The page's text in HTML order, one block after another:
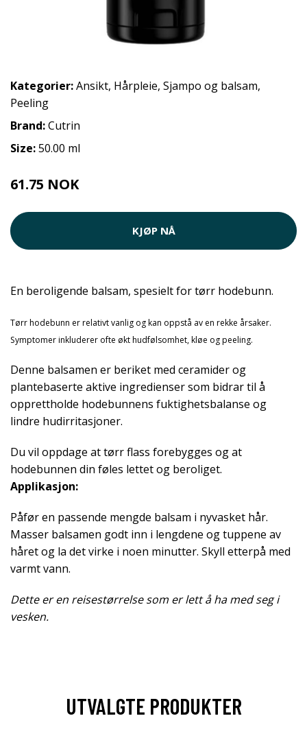
Kategorier:Ansikt, Hårpleie, Sjampo og balsam,
Peeling
Brand:Cutrin
Size:50.00 ml
61.75 NOK
KJØP NÅ
En beroligende balsam, spesielt for tørr hodebunn.
Tørr hodebunn er relativt vanlig og kan oppstå av en rekke årsaker.
Symptomer inkluderer ofte økt hudfølsomhet, kløe og peeling.
Denne balsamen er beriket med ceramider og
plantebaserte aktive ingredienser som bidrar til å
opprettholde hodebunnens fuktighetsbalanse og
lindre hudirritasjoner.
Du vil oppdage at tørr flass forebygges og at
hodebunnen din føles lettet og beroliget.
Applikasjon:
Påfør en passende mengde balsam i nyvasket hår.
Masser balsamen godt inn i lengdene og tuppene av
håret og la det virke i noen minutter. Skyll etterpå med
varmt vann.
Dette er en reisestørrelse som er lett å ha med seg i
vesken.
UTVALGTE PRODUKTER